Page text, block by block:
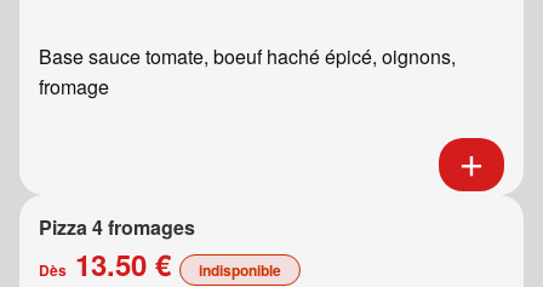
Base sauce tomate, boeuf haché épicé, oignons,
fromage
Pizza 4 fromages
Dès 13.50 € indisponible